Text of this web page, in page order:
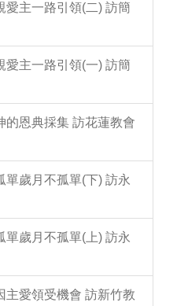
愛主一路引領(二) 訪簡
愛主一路引領(一) 訪簡
的恩典採集 訪花蓮教會
歲月不孤單(下) 訪永
歲月不孤單(上) 訪永
主愛領受機會 訪新竹教